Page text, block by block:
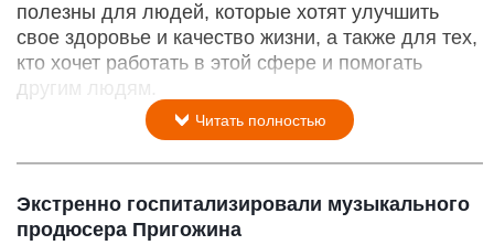
полезны для людей, которые хотят улучшить
свое здоровье и качество жизни, а также для тех,
кто хочет работать в этой сфере и помогать
другим людям.
Читать полностью
Экстренно госпитализировали музыкального
продюсера Пригожина